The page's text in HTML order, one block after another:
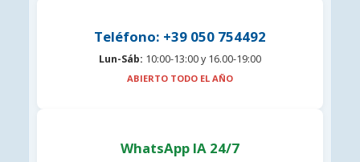
Teléfono: +39 050 754492
Lun-Sáb: 10:00-13:00 y 16.00-19:00
ABIERTO TODO EL AÑO
WhatsApp IA 24/7